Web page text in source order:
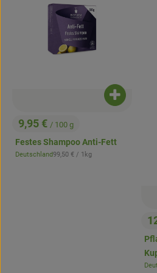
, Preis:
9,95 € / 100 g
Festes Shampoo Anti-Fett
, Herkunft:
Deutschland, Referenzpreis:
99,50 € / 1kg
Produkt
,
,